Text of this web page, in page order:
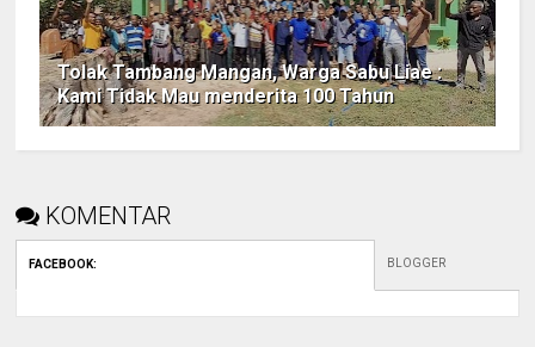
Tolak Tambang Mangan, Warga Sabu Liae :
Kami Tidak Mau menderita 100 Tahun
KOMENTAR
FACEBOOK: BLOGGER